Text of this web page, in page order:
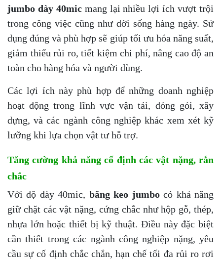
jumbo dày 40micmang lại nhiều lợi ích vượt trội
trong công việc cũng như đời sống hàng ngày. Sử
dụng đúng và phù hợp sẽ giúp tối ưu hóa năng suất,
giảm thiểu rủi ro, tiết kiệm chi phí, nâng cao độ an
toàn cho hàng hóa và người dùng.
Các lợi ích này phù hợp để những doanh nghiệp
hoạt động trong lĩnh vực vận tải, đóng gói, xây
dựng, và các ngành công nghiệp khác xem xét kỹ
lưỡng khi lựa chọn vật tư hỗ trợ.
Tăng cường khả năng cố định các vật nặng, rắn
chắc
Với độ dày 40mic, băng keo jumbocó khả năng
giữ chặt các vật nặng, cứng chắc như hộp gỗ, thép,
nhựa lớn hoặc thiết bị kỹ thuật. Điều này đặc biệt
cần thiết trong các ngành công nghiệp nặng, yêu
cầu sự cố định chắc chắn, hạn chế tối đa rủi ro rơi